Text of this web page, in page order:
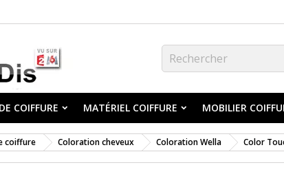
COIFFURE MATÉRIEL COIFFURE MOBILIER
coiffure Coloration cheveux Coloration Wella Color